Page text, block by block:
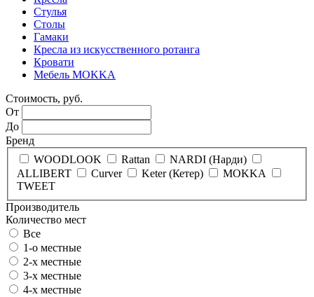
Стулья
Столы
Гамаки
Кресла из искусственного ротанга
Кровати
Мебель MOKKA
Стоимость, руб.
От
До
Бренд
WOODLOOK
Rattan
NARDI (Нарди)
ALLIBERT
Curver Keter (Кетер)
MOKKA
TWEET
Производитель
Количество мест
Все
1-о местные
2-х местные
3-х местные
4-х местные